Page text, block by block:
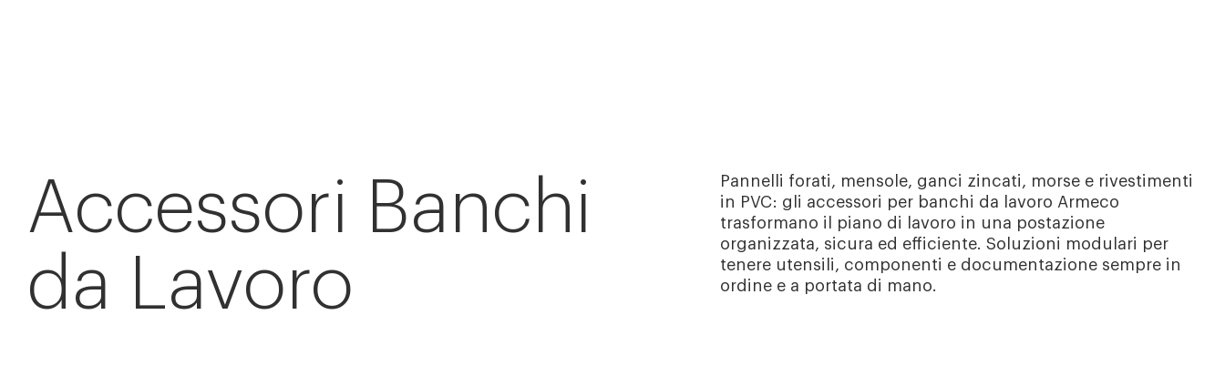
Accessori Banchi
da Lavoro
Pannelli forati, mensole, ganci zincati, morse e rivestimenti
in PVC: gli accessori per banchi da lavoro Armeco
trasformano il piano di lavoro in una postazione
organizzata, sicura ed efficiente. Soluzioni modulari per
tenere utensili, componenti e documentazione sempre in
ordine e a portata di mano.